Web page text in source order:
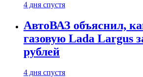
4 дня спустя
АвтоВАЗ объяснил,
газовую Lada Largus
рублей
4 дня спустя